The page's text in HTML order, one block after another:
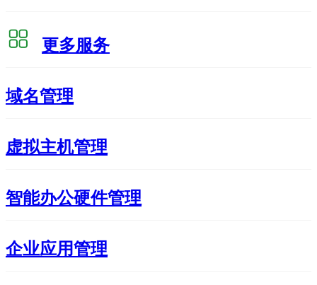
更多服务
域名管理
虚拟主机管理
智能办公硬件管理
企业应用管理